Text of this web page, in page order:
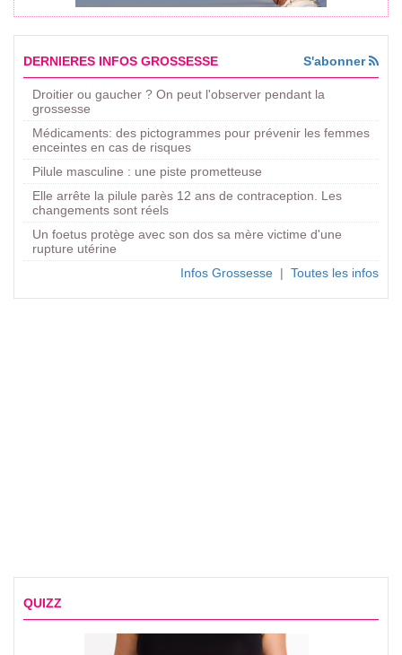
DERNIERES INFOS GROSSESSE S'abonner
Droitier ou gaucher ? On peut l'observer pendant la
grossesse
Médicaments: des pictogrammes pour prévenir les femmes
enceintes en cas de risques
Pilule masculine : une piste prometteuse
Elle arrête la pilule parès 12 ans de contraception. Les
changements sont réels
Un foetus protège avec son dos sa mère victime d'une
rupture utérine
Infos Grossesse | Toutes les infos
QUIZZ